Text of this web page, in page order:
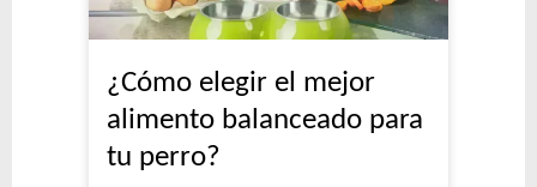
¿Cómo elegir el mejor
alimento balanceado para
tu perro?